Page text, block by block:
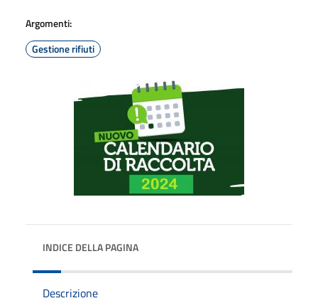
Argomenti:
Gestione rifiuti
INDICE DELLA PAGINA
Descrizione